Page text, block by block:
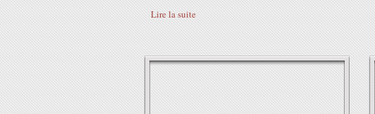
Lire la suite